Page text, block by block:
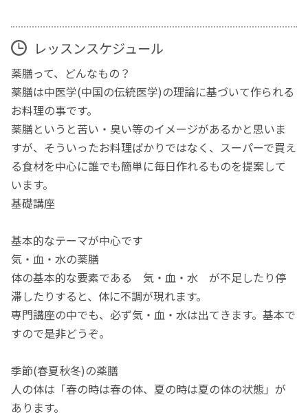
レッスンスケジュール
薬膳って、どんなもの？
薬膳は中医学(中国の伝統医学)の理論に基づいて作られる
お料理の事です。
薬膳というと苦い・臭い等のイメージがあるかと思いま
すが、そういったお料理ばかりではなく、スーパーで買え
る食材を中心に誰でも簡単に毎日作れるものを提案して
います。
基礎講座
基本的なテーマが中心です
気・血・水の薬膳
体の基本的な要素である 気・血・水 が不足したり停
滞したりすると、体に不調が現れます。
専門講座の中でも、必ず気・血・水は出てきます。基本で
すので是非どうぞ。
季節(春夏秋冬)の薬膳
人の体は「春の時は春の体、夏の時は夏の体の状態」が
あります。